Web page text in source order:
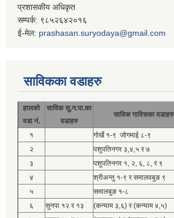
प्रशासकीय अधिकृत
सम्पर्क: ९८५२६४२०१६
ई-मेल: prashasan.suryodaya@gmail.com
साविकका वडाहरु
हालको
वडा नं.
साविक सु.न.पा.का
वडाहरु
साविक गाविसका वडाहरु
१
गोर्खे १-९ जोगमाई ८-९
२
पशुपतिनगर ३,४,५ र ७
३
पशुपतिनगर १, २, ६, ८, र ९
४
श्रीअन्तु १-९ र समालवबुङ ९
५
समालबुङ १-८
६
सुनपा १२ र १३
(कन्याम ३,६) र (कन्याम ४,५)